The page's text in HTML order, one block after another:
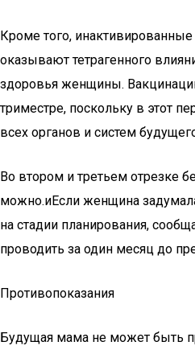
Кроме того,
оказывают тетрагенного
здоровья женщины.
триместре, поскольку в этот
всех органов и систем
Во втором и третьем отрезке
можно.иЕсли женщина
на стадии планирования,
проводить за один месяц до
Противопоказания
Будущая мама не может быть